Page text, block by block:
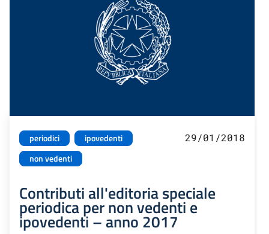
periodici
ipovedenti
non vedenti
29/01/2018
Contributi all'editoria speciale
periodica per non vedenti e
ipovedenti – anno 2017